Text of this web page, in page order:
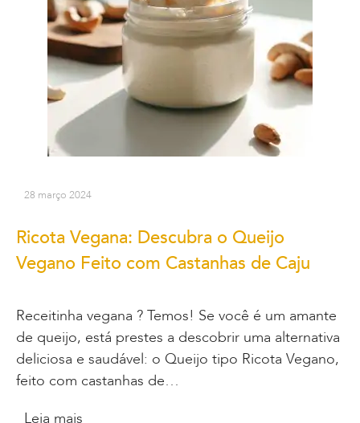
28 março 2024
Ricota Vegana: Descubra o Queijo
Vegano Feito com Castanhas de Caju
Receitinha vegana ? Temos! Se você é um amante
de queijo, está prestes a descobrir uma alternativa
deliciosa e saudável: o Queijo tipo Ricota Vegano,
feito com castanhas de…
Leia mais